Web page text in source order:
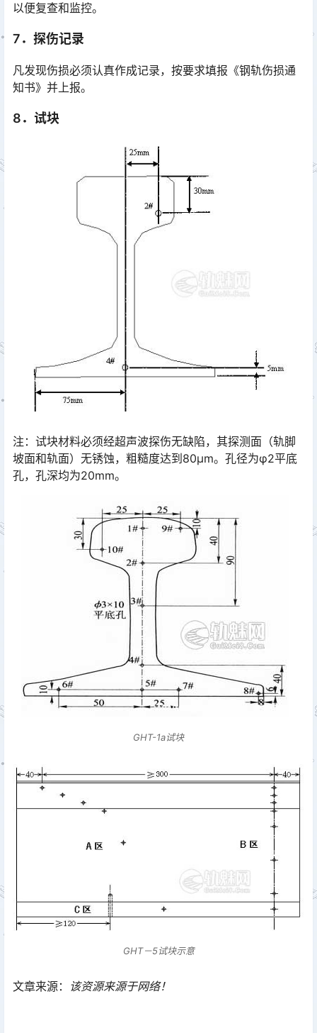
以便复查和监控。
7．探伤记录
凡发现伤损必须认真作成记录，按要求填报《钢轨伤损通
知书》并上报。
8．试块
注：试块材料必须经超声波探伤无缺陷，其探测面（轨脚
坡面和轨面）无锈蚀，粗糙度达到80μm。孔径为φ2平底
孔，孔深均为20mm。
GHT-1a试块
GHT－5试块示意
文章来源： 该资源来源于网络！